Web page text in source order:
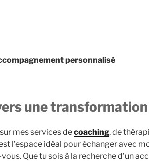
personnalisé
une
mes services decoaching, de
l’espace idéal pour échanger avec
Que tu sois à la recherche d’un